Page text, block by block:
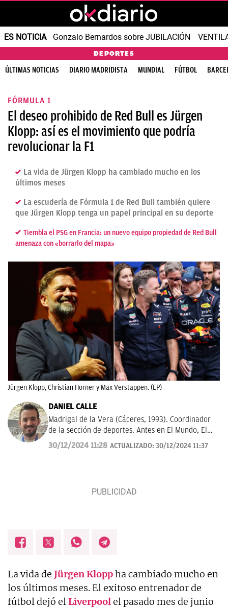
ES NOTICIA Gonzalo Bernardos sobre JUBILACIÓN
DEPORTES
ÚLTIMAS NOTICIAS DIARIO MADRIDISTA MUNDIAL FÚTBOL
FÓRMULA 1
El deseo prohibido de Red Bull es Jürgen
Klopp: así es el movimiento que podría
revolucionar la F1
La vida de Jürgen Klopp ha cambiado mucho en los
últimos meses
La escudería de Fórmula 1 de Red Bull también quiere
que Jürgen Klopp tenga un papel principal en su deporte
Tiembla el PSG en Francia: un nuevo equipo propiedad de Red Bull
amenaza con «borrarlo del mapa»
Jürgen Klopp, Christian Horner y Max Verstappen. (EP)
DANIEL CALLE
Madrigal de la Vera (Cáceres, 1993). Coordinador
de la sección de deportes. Antes en El Mundo, El
Español y El Debate. Una década informando sobre
la actualidad deportiva.
30/12/2024 11:28 ACTUALIZADO: 30/12/2024 11:37
La vida de Jürgen Kloppha cambiado mucho en
los últimos meses. El exitoso entrenador de
fútbol dejó elLiverpoolel pasado mes de junio